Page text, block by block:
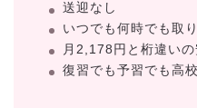
送迎なし
いつでも何時でも取
月2,178円と桁違いの
復習でも予習でも高